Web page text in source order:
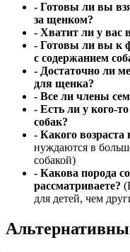
- Готовы ли вы
за щенком?
- Хватит ли у вас
- Готовы ли вы к
с содержанием
- Достаточно ли
для щенка?
- Все ли члены
- Есть ли у кого-
собак?
- Какого возраста
нуждаются в
собакой)
- Какова порода
рассматриваете?
для детей, чем